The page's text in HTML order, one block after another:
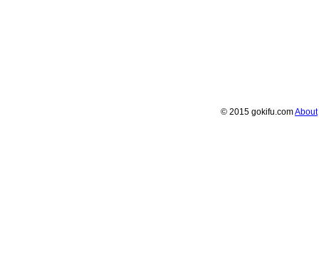
© 2015 gokifu.comAbout